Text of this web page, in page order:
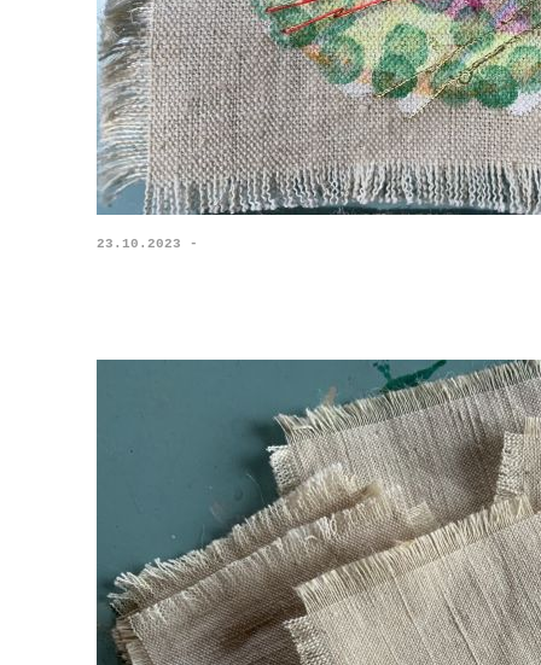
23.10.2023 -